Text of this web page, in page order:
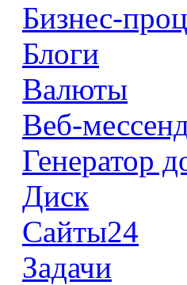
Бизнес-
Блоги
Валюты
Веб-
Генератор
Диск
Сайты24
Задачи